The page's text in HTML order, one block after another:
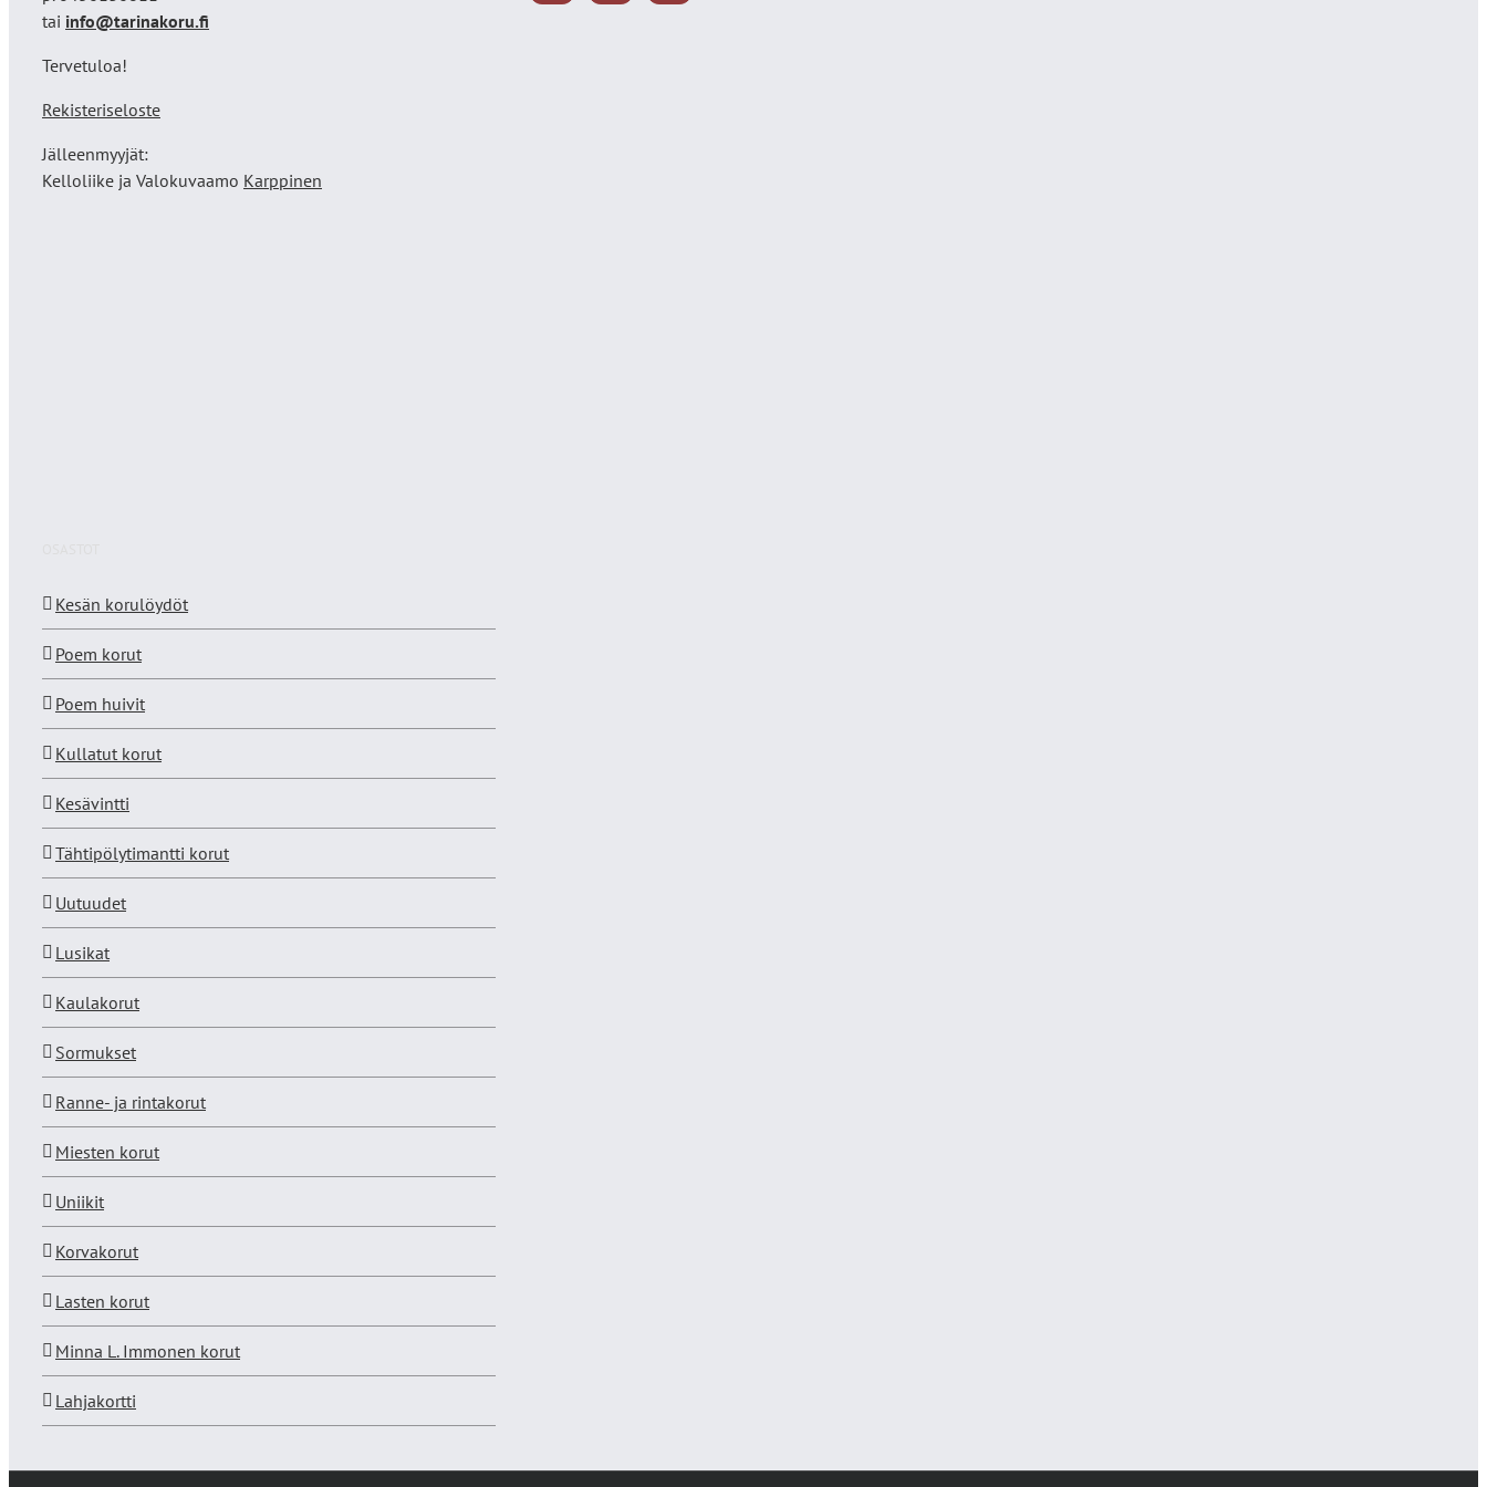
tai info@tarinakoru.fi
Tervetuloa!
Rekisteriseloste
Jälleenmyyjät:
Kelloliike ja Valokuvaamo Karppinen
Kesän korulöydöt
Poem korut
Poem huivit
Kullatut korut
Kesävintti
Tähtipölytimantti korut
Uutuudet
Lusikat
Kaulakorut
Sormukset
Ranne- ja rintakorut
Miesten korut
Uniikit
Korvakorut
Lasten korut
Minna L. Immonen korut
Lahjakortti